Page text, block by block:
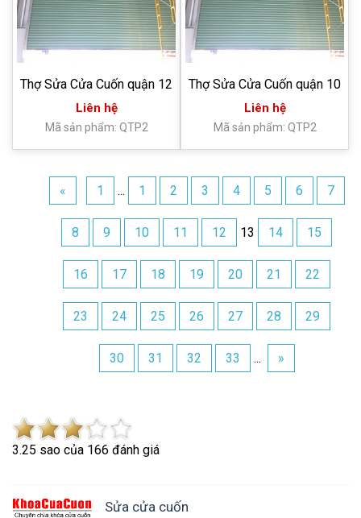
Thợ Sửa Cửa Cuốn quận 12
Liên hệ
Mã sản phẩm: QTP2
Thợ Sửa Cửa Cuốn quận 10
Liên hệ
Mã sản phẩm: QTP2
« 1 ... 1 2 3 4 5 6 7
8 9 10 11 12 13 14 15
16 17 18 19 20 21 22
23 24 25 26 27 28 29
30 31 32 33 ... »
3.25 sao của 166 đánh giá
Sửa cửa cuốn